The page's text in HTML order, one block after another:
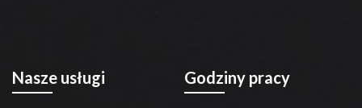
Nasze usługi Godziny pracy